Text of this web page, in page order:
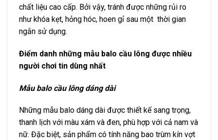
chất liệu cao cấp. Bởi vậy, tránh được những rủi ro
như khóa kẹt, hỏng hóc, hoen gỉ sau một thời gian
ngắn sử dụng.
Điểm danh những mẫu balo cầu lông được nhiều
người chơi tin dùng nhất
Mẫu balo cầu lông dáng dài
Những mẫu balo dáng dài được thiết kế sang trọng,
thanh lịch với màu xám và đen, phù hợp với cả nam và
nữ. Đặc biệt, sản phẩm có tính năng bao trùm kín vợt